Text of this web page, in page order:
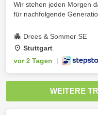
Wir stehen jeden Morgen
für nachfolgende
Drees & Sommer SE
Stuttgart
vor 2 Tagen
WEITERE